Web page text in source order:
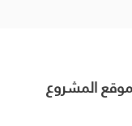
موقع المشروع